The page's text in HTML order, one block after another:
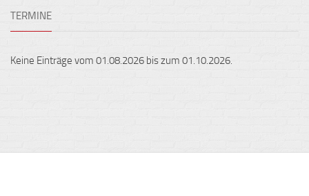
TERMINE
Keine Einträge vom 01.08.2026 bis zum 01.10.2026.